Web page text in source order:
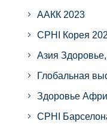
ААКК 2023
CPHI Корея
Азия
Глобальная
Здоровье
CPHI